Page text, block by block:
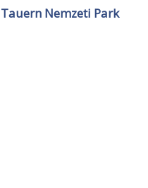
Nemzeti Park